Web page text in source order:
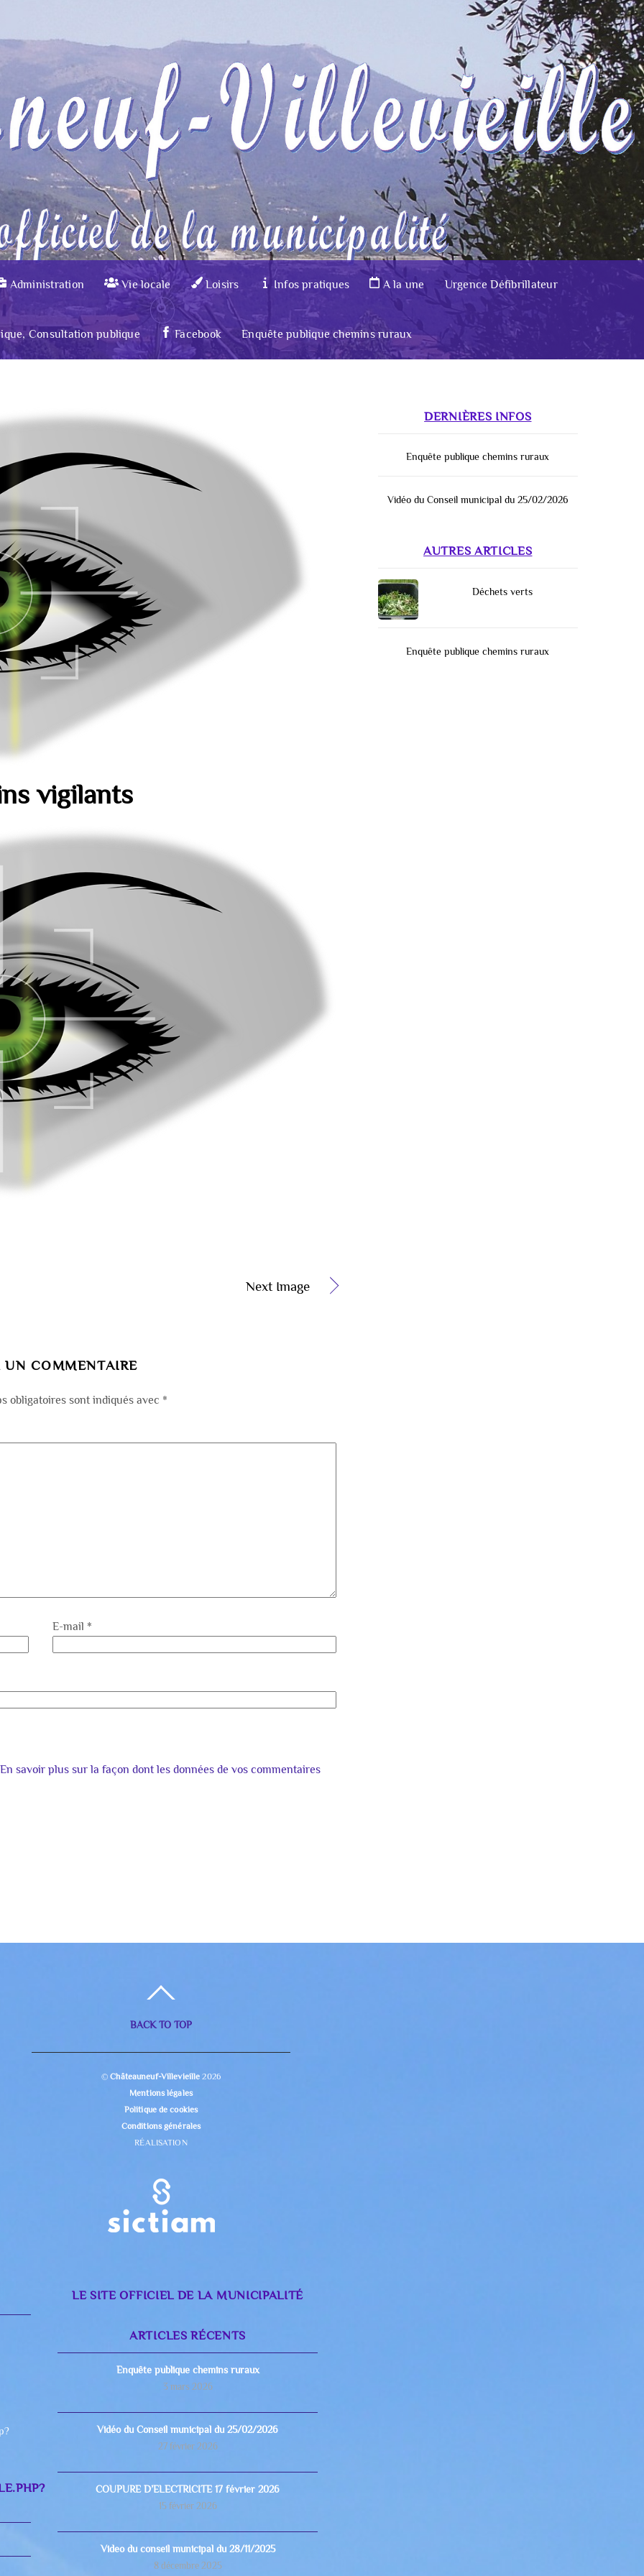
Administration Vie locale Loisirs Infos pratiques A la une Urgence Défibrillateur
Consultation publique Facebook Enquête publique chemins ruraux
vigilants
Next Image
UN COMMENTAIRE
obligatoires sont indiqués avec *
E-mail *
En savoir plus sur la façon dont les données de vos commentaires
DERNIÈRES INFOS
Enquête publique chemins ruraux
Vidéo du Conseil municipal du 25/02/2026
AUTRES ARTICLES
Déchets verts
Enquête publique chemins ruraux
BACK TO TOP
©Châteauneuf-Villevieille 2026
Mentions légales
Politique de cookies
Conditions générales
RÉALISATION
LE SITE OFFICIEL DE LA MUNICIPALITÉ
ARTICLES RÉCENTS
Enquête publique chemins ruraux
3 mars 2026
Vidéo du Conseil municipal du 25/02/2026
27 février 2026
COUPURE D’ELECTRICITE 17 février 2026
15 février 2026
Video du conseil municipal du 28/11/2025
8 décembre 2025